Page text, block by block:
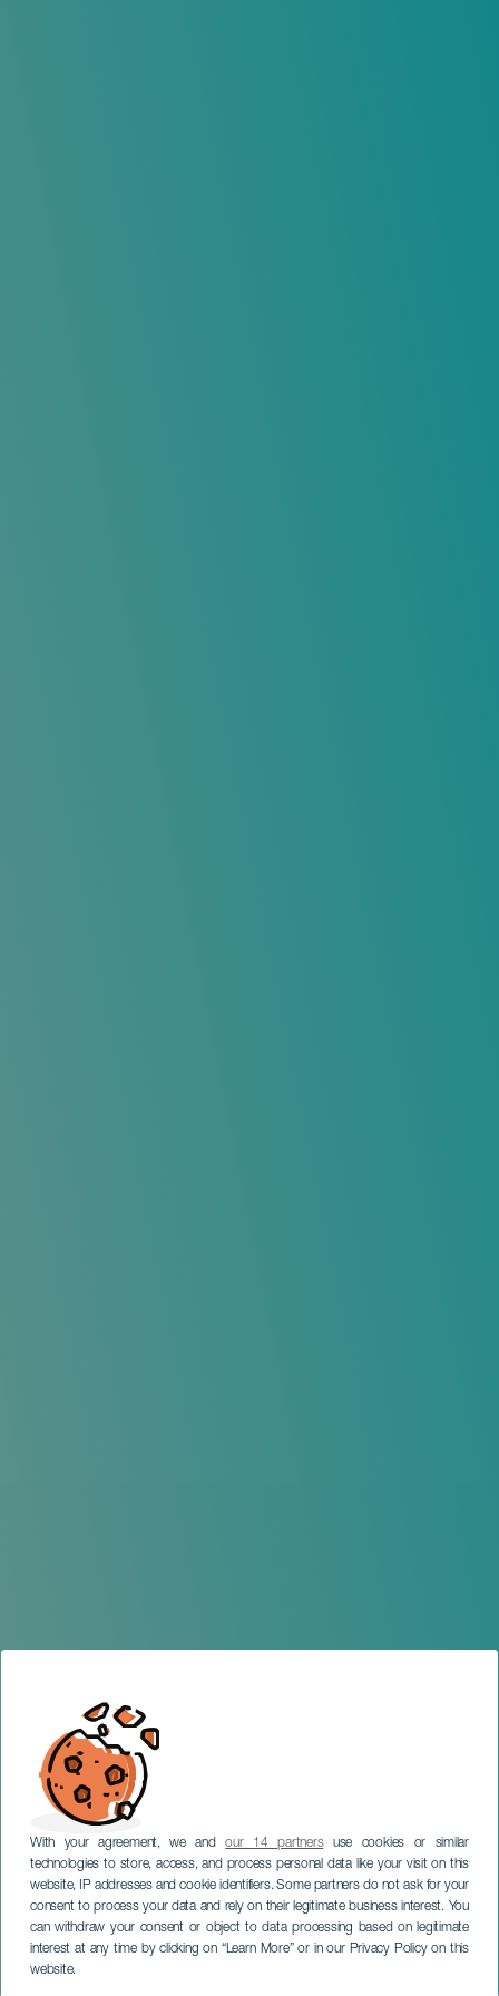
With your agreement, we andour 14 partnersuse cookies or similar
technologies to store, access, and process personal data like your visit on this
website, IP addresses and cookie identifiers. Some partners do not ask for your
consent to process your data and rely on their legitimate business interest. You
can withdraw your consent or object to data processing based on legitimate
interest at any time by clicking on “Learn More” or in our Privacy Policy on this
website.CMX Ravelo- El Sauzal
TENERIFE